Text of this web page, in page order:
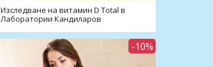
Изследване на витамин D Total в
Лаборатории Кандиларов
-10%